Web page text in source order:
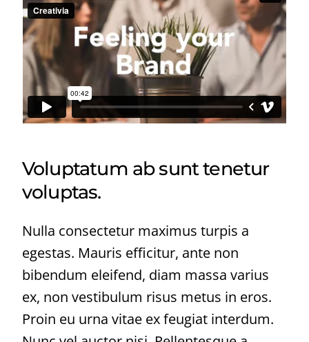
Voluptatum ab sunt tenetur
voluptas.
Nulla consectetur maximus turpis a
egestas. Mauris efficitur, ante non
bibendum eleifend, diam massa varius
ex, non vestibulum risus metus in eros.
Proin eu urna vitae ex feugiat interdum.